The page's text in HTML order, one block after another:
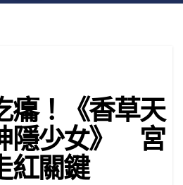
癟！《香草天
隱少女》 宮
紅關鍵